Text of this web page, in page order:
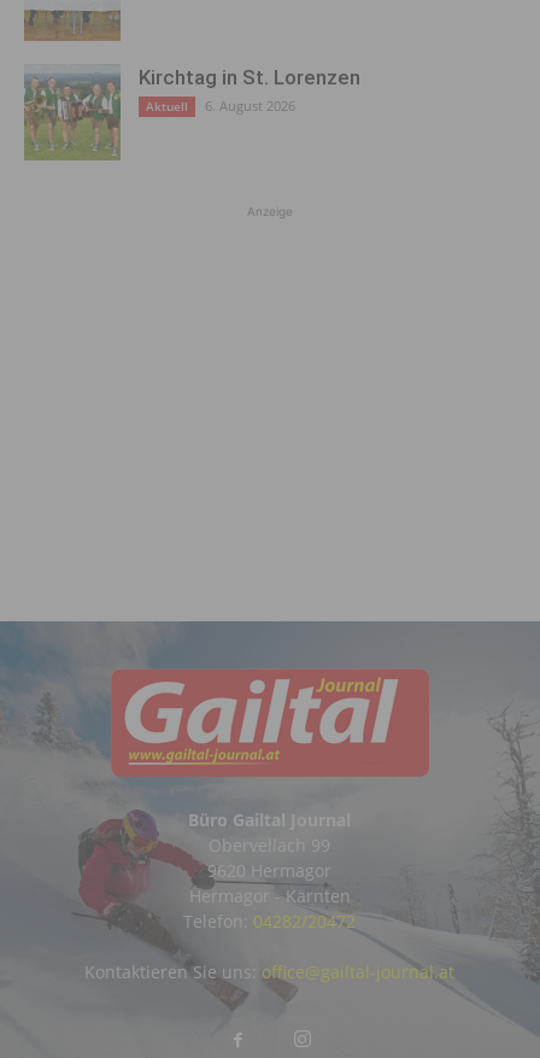
Kirchtag in St. Lorenzen
Aktuell 6. August 2026
Anzeige
Büro Gailtal Journal
Obervellach 99
9620 Hermagor
Hermagor - Kärnten
Telefon: 04282/20472
Kontaktieren Sie uns: office@gailtal-journal.at